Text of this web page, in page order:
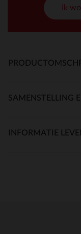
Ik
SAMENSTELLING
INFORMATIE